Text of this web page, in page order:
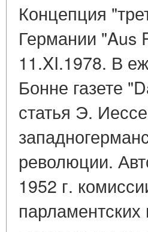
Концепция
Германии "Aus
11.XI.1978. В
Бонне газете
статья Э.
революции.
1952 г.
парламентских